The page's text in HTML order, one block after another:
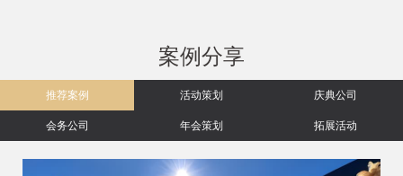
案例分享
推荐案例 活动策划
庆典公司
会务公司
年会策划 拓展活动